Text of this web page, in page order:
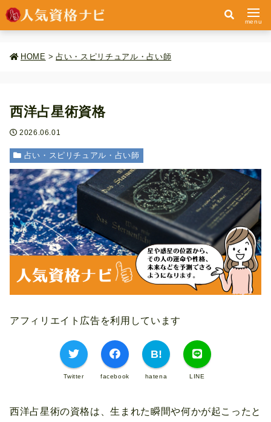
menu
HOME > 占い・スピリチュアル・占い師
西洋占星術資格
2026.06.01
占い・スピリチュアル・占い師
アフィリエイト広告を利用しています
Twitter facebook hatena LINE
西洋占星術の資格は、生まれた瞬間や何かが起こったと